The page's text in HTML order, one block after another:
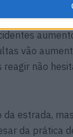
na
vão
reagir não
estrada, mas
da prática